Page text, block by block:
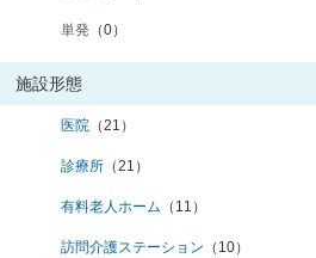
単発 （0）
施設形態
医院 （21）
診療所 （21）
有料老人ホーム （11）
訪問介護ステーション （10）